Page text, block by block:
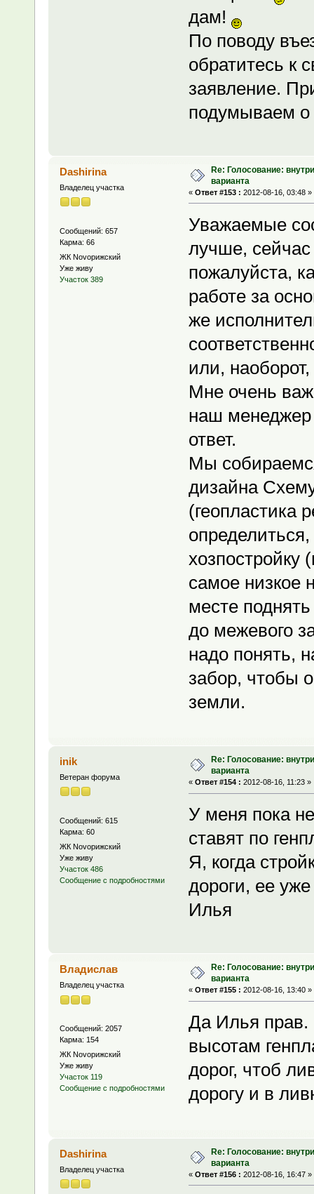
дам!
По поводу
обратитесь к
заявление.
подумываем о
Dashirina
Владелец участка
Сообщений: 657
Карма: 66
ЖК Novoрижский
Уже живу
Участок 389
Re: Голосование:
варианта
« Ответ #153 : 2012-08-16, 03:48 »
Уважаемые
лучше, сейчас
пожалуйста,
работе за
же
или,
Мне очень
наш менеджер
ответ.
Мы
дизайна
(геопластика
хозпостройку
самое низкое
месте
до межевого
надо понять,
забор, чтобы
земли.
inik
Ветеран форума
Сообщений: 615
Карма: 60
ЖК Novoрижский
Уже живу
Участок 486
Сообщение с подробностями
Re: Голосование:
варианта
« Ответ #154 : 2012-08-16, 11:23 »
У меня пока
ставят по
Я, когда
дороги, ее уже
Илья
Владислав
Владелец участка
Сообщений: 2057
Карма: 154
ЖК Novoрижский
Уже живу
Участок 119
Сообщение с подробностями
Re: Голосование:
варианта
« Ответ #155 : 2012-08-16, 13:40 »
Да Илья прав.
высотам
дорог, чтоб
дорогу и в
Dashirina
Владелец участка
Re: Голосование:
варианта
« Ответ #156 : 2012-08-16, 16:47 »